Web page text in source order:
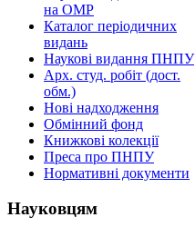
на OMP
Каталог періодичних
видань
Наукові видання ПНПУ
Aрх. студ. робіт (дост.
обм.)
Нові надходження
Обмінний фонд
Книжкові колекції
Преса про ПНПУ
Нормативні документи
Науковцям